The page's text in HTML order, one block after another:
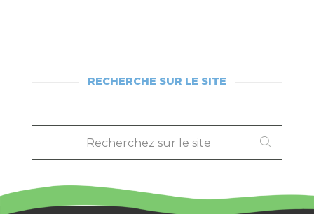
RECHERCHE SUR LE SITE
RECHERCHEZ
LE
SITE